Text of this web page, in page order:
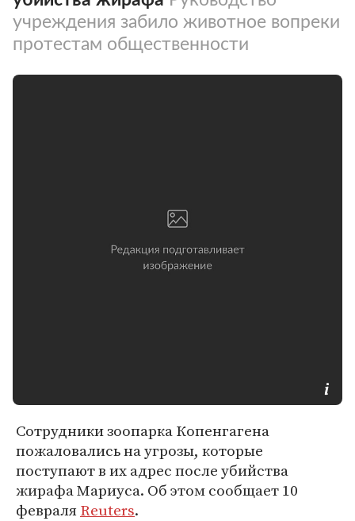
учреждения забило животное вопреки
протестам общественности
Сотрудники зоопарка Копенгагена
пожаловались на угрозы, которые
поступают в их адрес после убийства
жирафа Мариуса. Об этом сообщает 10
февраляReuters.